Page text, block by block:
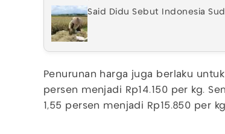
Said Didu Sebut Indonesia
Penurunan harga juga berlaku
persen menjadi Rp14.150 per kg.
1,55 persen menjadi Rp15.850 per